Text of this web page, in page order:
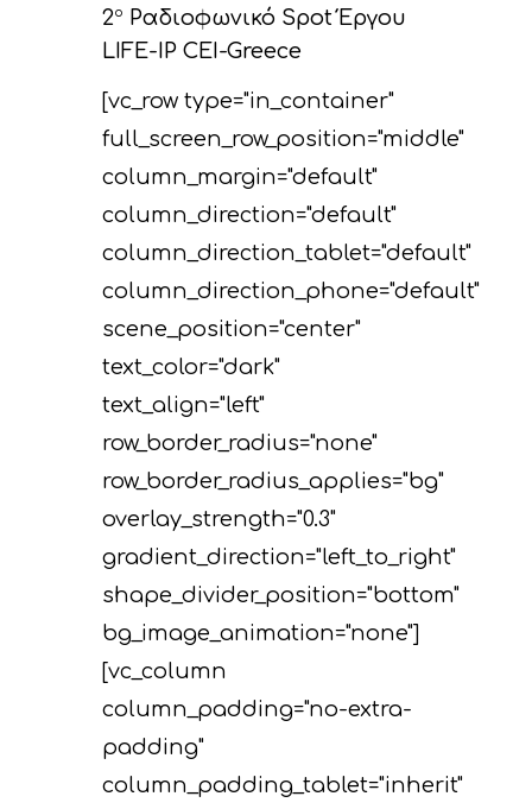
2ο
Ραδιοφωνικό Spot Έργου
LIFE-IP CEI-Greece
[vc_row type="in_container"
full_screen_row_position="middle"
column_margin="default"
column_direction="default"
column_direction_tablet="default"
column_direction_phone="default"
scene_position="center"
text_color="dark"
text_align="left"
row_border_radius="none"
row_border_radius_applies="bg"
overlay_strength="0.3"
gradient_direction="left_to_right"
shape_divider_position="bottom"
bg_image_animation="none"]
[vc_column
column_padding="no-extra-
padding"
column_padding_tablet="inherit"